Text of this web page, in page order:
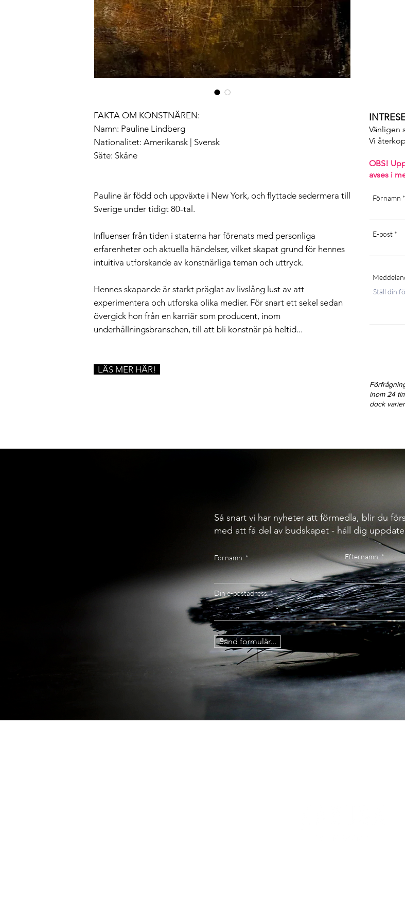
FAKTA OM KONSTNÄREN:
Namn: Pauline Lindberg
Nationalitet: Amerikansk | Svensk
Säte: Skåne
Pauline är född och uppväxte i New York, och flyttade sedermera till
Sverige under tidigt 80-tal.
Influenser från tiden i staterna har förenats med personliga
erfarenheter och aktuella händelser, vilket skapat grund för hennes
intuitiva utforskande av konstnärliga teman och uttryck.
Hennes skapande är starkt präglat av livslång lust av att
experimentera och utforska olika medier. För snart ett sekel sedan
övergick hon från en karriär som producent, inom
underhållningsbranschen, till att bli konstnär på heltid...
LÄS MER HÄR!
Vänligen
Vi
OBS!
avses i m
Förnamn
E-post
inom 24
dock
Så snart vi har nyheter att förmedla, blir du
med att få del av budskapet - håll dig
Efternamn:
Din e-postadress:
Sänd formulär...
Förnamn: